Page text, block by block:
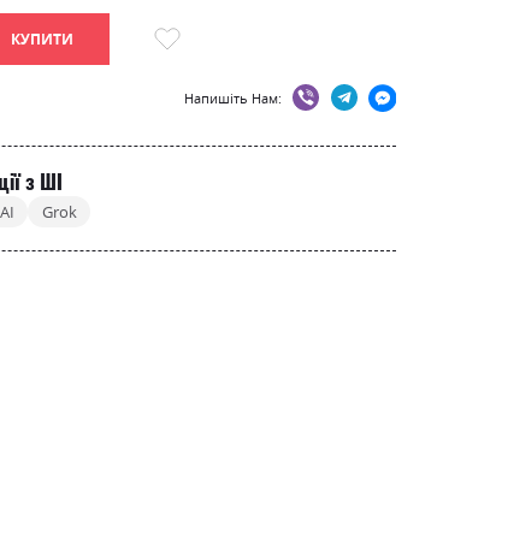
КУПИТИ
Напишіть Нам:
з ШІ
Grok